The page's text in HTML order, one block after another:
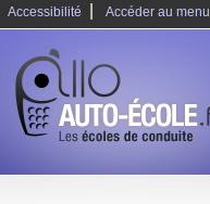
Accessibilité Accéder au menu